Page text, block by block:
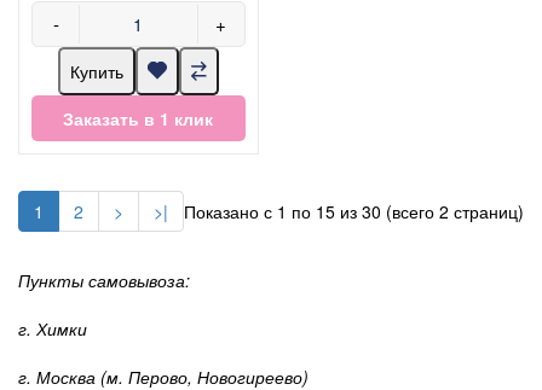
- +
Купить
Заказать в 1 клик
1 2 > >| Показано с 1 по 15 из 30 (всего 2 страниц)
Пункты самовывоза:
г. Химки
г. Москва (м. Перово, Новогиреево)